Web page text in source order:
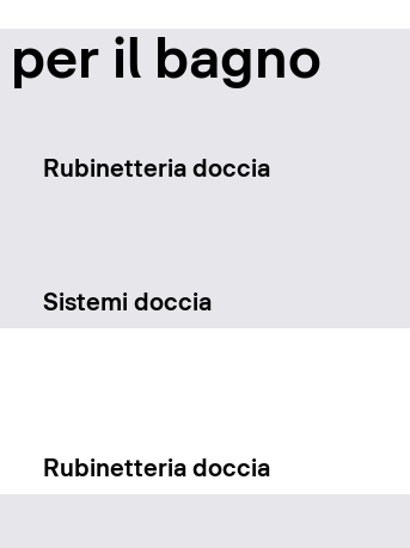
il bagno
Rubinetteria doccia
Sistemi doccia
Rubinetteria doccia